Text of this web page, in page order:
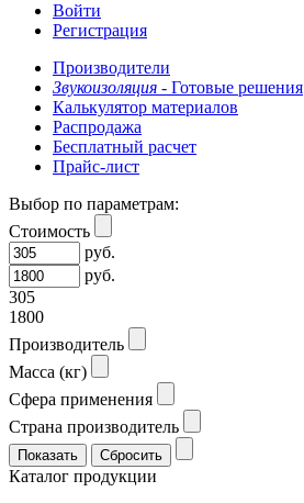
Войти
Регистрация
Производители
Звукоизоляция - Готовые решения
Калькулятор материалов
Распродажа
Бесплатный расчет
Прайс-лист
Выбор по параметрам:
Стоимость
руб.
руб.
305
1800
Производитель
Масса (кг)
Сфера применения
Страна производитель
Каталог продукции